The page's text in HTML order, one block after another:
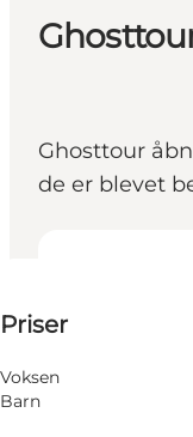
Ghosttour
de er blevet
Priser
Voksen
Barn